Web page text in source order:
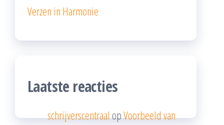
Verzen in Harmonie
Laatste reacties
schrijverscentraalopVoorbeeld van